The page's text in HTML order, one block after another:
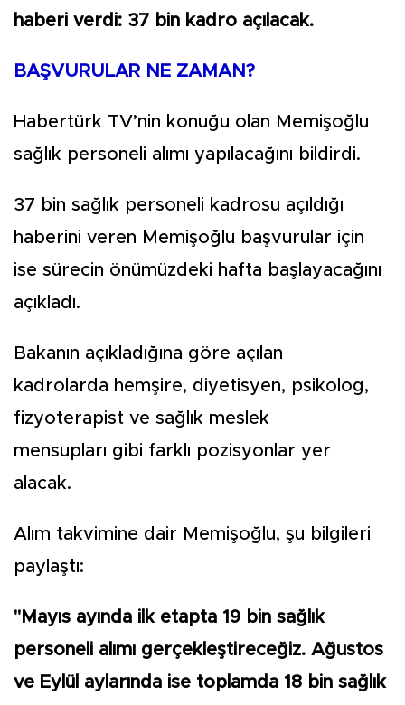
haberi verdi: 37 bin kadro açılacak.
BAŞVURULAR NE ZAMAN?
Habertürk TV’nin konuğu olan Memişoğlu
sağlık personeli alımı yapılacağını bildirdi.
37 bin sağlık personeli kadrosu açıldığı
haberini veren Memişoğlu başvurular için
ise sürecin önümüzdeki hafta başlayacağını
açıkladı.
Bakanın açıkladığına göre açılan
kadrolarda hemşire, diyetisyen, psikolog,
fizyoterapist ve sağlık meslek
mensupları gibi farklı pozisyonlar yer
alacak.
Alım takvimine dair Memişoğlu, şu bilgileri
paylaştı:
"Mayıs ayında ilk etapta 19 bin sağlık
personeli alımı gerçekleştireceğiz. Ağustos
ve Eylül aylarında ise toplamda 18 bin sağlık